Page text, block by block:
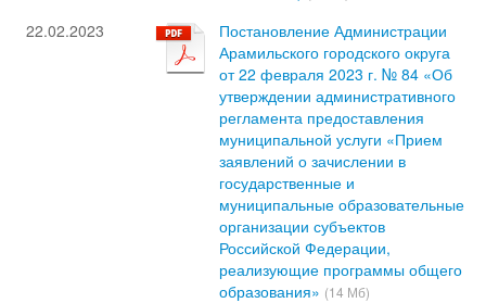
22.02.2023
Постановление Администрации
Арамильского городского округа
от 22 февраля 2023 г. № 84 «Об
утверждении административного
регламента предоставления
муниципальной услуги «Прием
заявлений о зачислении в
государственные и
муниципальные образовательные
организации субъектов
Российской Федерации,
реализующие программы общего
образования» (14 Мб)